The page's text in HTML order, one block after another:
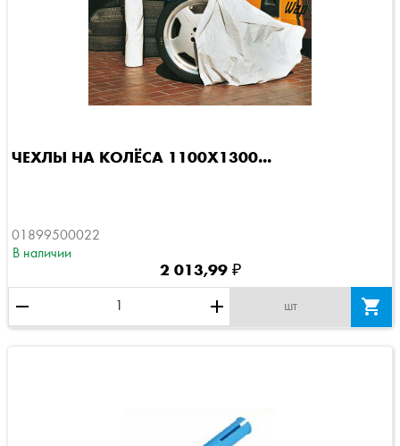
ЧЕХЛЫ НА КОЛЁСА 1100Х1300...
01899500022
В наличии
2 013,99 ₽
remove add шт 